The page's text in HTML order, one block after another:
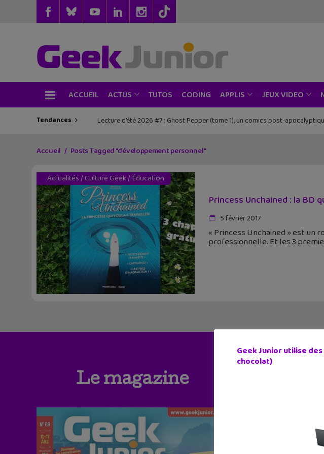
ACCUEIL ACTUS TUTOS CODING APPLIS JEUX VIDEO
Tendances Lecture d’été 2026 #7 : Ghost Pepper (tome 1), un comics post-
Accueil Posts Tagged "développement personnel"
Actualités/ Culture Geek/ Éducation
Princess Unchained : la BD
5 février 2017
« Princess Unchained » est
professionnelle. Et les 3
Le magazine
Geek Junior utilise
chocolat)